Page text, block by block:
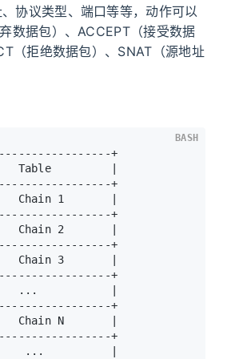
协议类型、端口等等，动作可以
数据包）、ACCEPT（接受数据
（拒绝数据包）、SNAT（源地址
+
Table         |
+
Chain 1       |
+
Chain 2       |
+
Chain 3       |
+
...           |
+
Chain N       |
+
...          |
BASH